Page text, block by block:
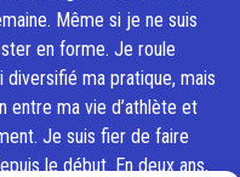
Même si je ne suis
en forme. Je roule
diversifié ma pratique, mais
entre ma vie d’athlète et
Je suis fier de faire
le début. En deux ans,